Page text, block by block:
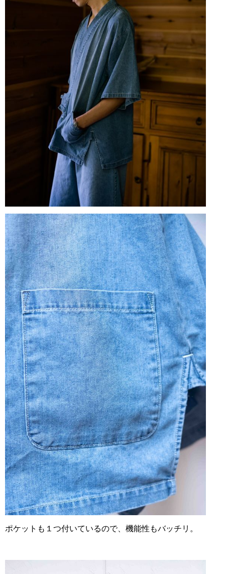
ポケットも１つ付いているので、 機能性もバッチリ。